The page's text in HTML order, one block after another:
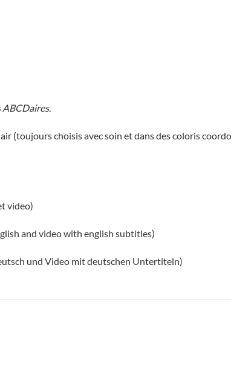
ABCDaires.
(toujours choisis avec soin et dans des coloris
video)
and video with english subtitles)
und Video mit deutschen Untertiteln)